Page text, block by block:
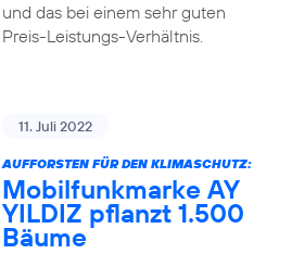
und das bei einem sehr guten
Preis-Leistungs-Verhältnis.
11. Juli 2022
AUFFORSTEN FÜR DEN KLIMASCHUTZ:
Mobilfunkmarke AY
YILDIZ pflanzt 1.500
Bäume